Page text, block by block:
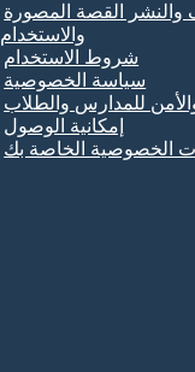
والنشر القصة المصورة
والاستخدام
شروط الاستخدام
سياسة الخصوصية
للمدارس والطلاب
إمكانية الوصول
الخصوصية الخاصة بك